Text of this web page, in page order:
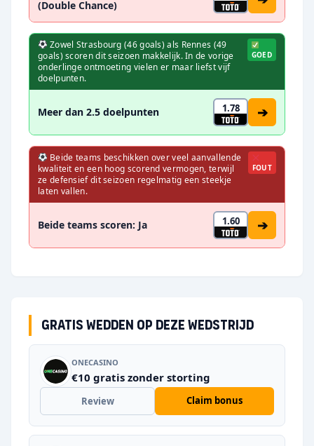
(Double Chance)
Zowel Strasbourg (46 goals) als Rennes (49
goals) scoren dit seizoen makkelijk. In de vorige
onderlinge ontmoeting vielen er maar liefst vijf
doelpunten.
GOED
Meer dan 2.5 doelpunten 1.78 ➔
Beide teams beschikken over veel aanvallende
kwaliteit en een hoog scorend vermogen, terwijl
ze defensief dit seizoen regelmatig een steekje
laten vallen.
FOUT
Beide teams scoren: Ja 1.60 ➔
Gratis wedden op deze wedstrijd
ONECASINO
€10 gratis zonder storting
Review Claim bonus